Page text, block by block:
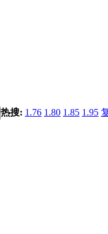
热搜: 1.76 1.80 1.85 1.95